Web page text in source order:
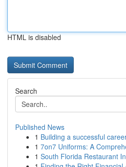
HTML is disabled
Search
Published News
1 Building a successful
1 7on7 Uniforms: A
1 South Florida Restaurant